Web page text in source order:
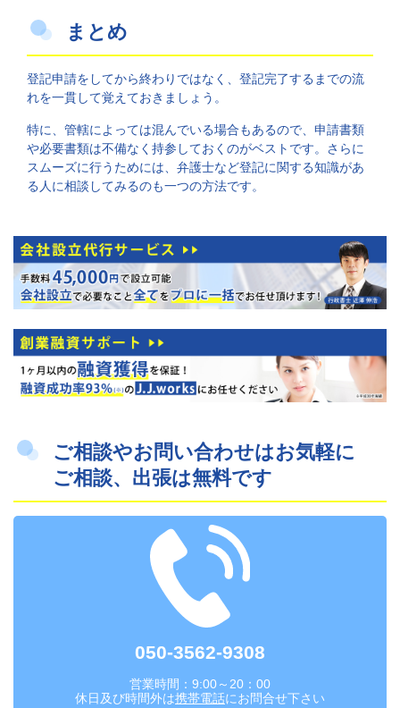
まとめ
登記申請をしてから終わりではなく、登記完了するまでの流
れを一貫して覚えておきましょう。
特に、管轄によっては混んでいる場合もあるので、申請書類
や必要書類は不備なく持参しておくのがベストです。さらに
スムーズに行うためには、弁護士など登記に関する知識があ
る人に相談してみるのも一つの方法です。
ご相談やお問い合わせはお気軽に
ご相談、出張は無料です
050-3562-9308
営業時間：9:00～20：00
休日及び時間外は携帯電話にお問合せ下さい